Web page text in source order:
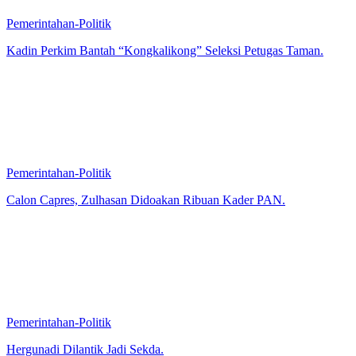
Pemerintahan-Politik
Kadin Perkim Bantah “Kongkalikong” Seleksi Petugas Taman.
Pemerintahan-Politik
Calon Capres, Zulhasan Didoakan Ribuan Kader PAN.
Pemerintahan-Politik
Hergunadi Dilantik Jadi Sekda.